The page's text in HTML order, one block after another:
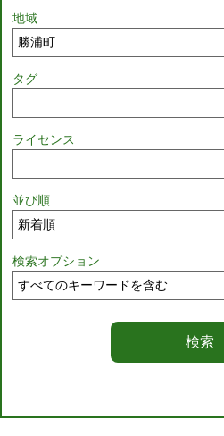
地域
タグ
ライセンス
並び順
検索オプション